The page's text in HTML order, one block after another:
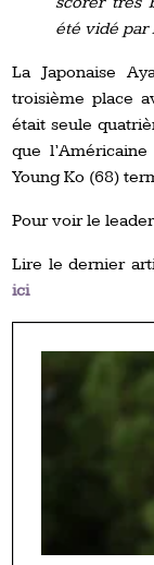
été vidé par
La Japonaise
troisième place
était seule
que
Young Ko (68)
Pour voir le
Lire le dernier
ici